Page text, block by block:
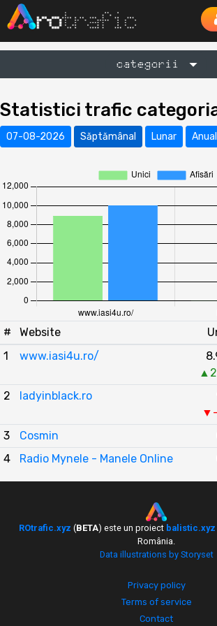
categorii
Statistici trafic
07-08-2026 Săptămânal Lunar Anual
# Website
1
www.iasi4u.ro/
2
ladyinblack.ro
▼-
3
Cosmin
4
Radio Mynele - Manele Online
ROtrafic.xyz (BETA) este un proiect balistic.xyz
România.
Data illustrations by Storyset
Privacy policy
Terms of service
Contact